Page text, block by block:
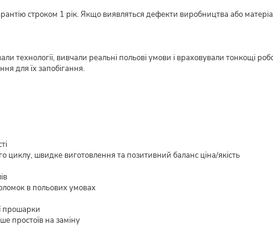
строком 1 рік. Якщо виявляться дефекти виробництва або
технології, вивчали реальні польові умови і враховували тонкощі
для їх запобігання.
циклу, швидке виготовлення та позитивний баланс ціна/якість
в польових умовах
прошарки
простоїв на заміну